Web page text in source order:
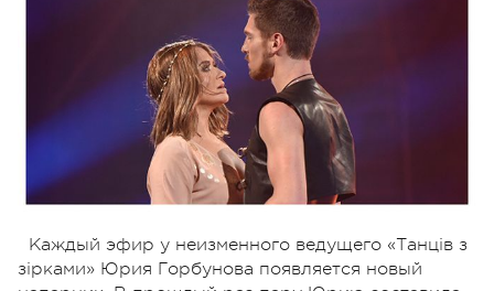
Каждый эфир у неизменного ведущего «Танців з
зірками» Юрия Горбунова появляется новый